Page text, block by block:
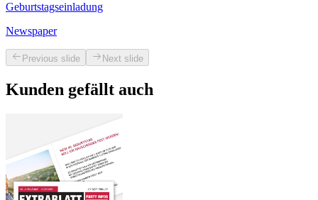
Geburtstagseinladung
Newspaper
Previous slide Next slide
Kunden gefällt auch